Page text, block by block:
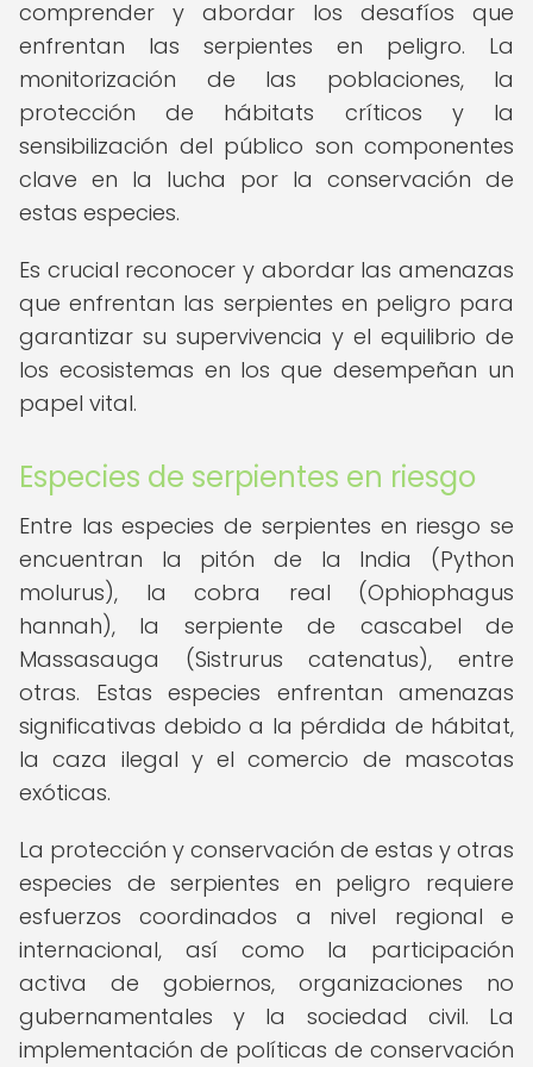
comprender y abordar los desafíos que
enfrentan las serpientes en peligro. La
monitorización de las poblaciones, la
protección de hábitats críticos y la
sensibilización del público son componentes
clave en la lucha por la conservación de
estas especies.
Es crucial reconocer y abordar las amenazas
que enfrentan las serpientes en peligro para
garantizar su supervivencia y el equilibrio de
los ecosistemas en los que desempeñan un
papel vital.
Especies de serpientes en riesgo
Entre las especies de serpientes en riesgo se
encuentran la pitón de la India (Python
molurus), la cobra real (Ophiophagus
hannah), la serpiente de cascabel de
Massasauga (Sistrurus catenatus), entre
otras. Estas especies enfrentan amenazas
significativas debido a la pérdida de hábitat,
la caza ilegal y el comercio de mascotas
exóticas.
La protección y conservación de estas y otras
especies de serpientes en peligro requiere
esfuerzos coordinados a nivel regional e
internacional, así como la participación
activa de gobiernos, organizaciones no
gubernamentales y la sociedad civil. La
implementación de políticas de conservación